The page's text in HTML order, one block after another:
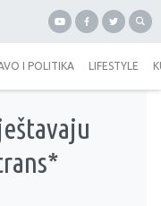
I POLITIKA LIFESTYLE